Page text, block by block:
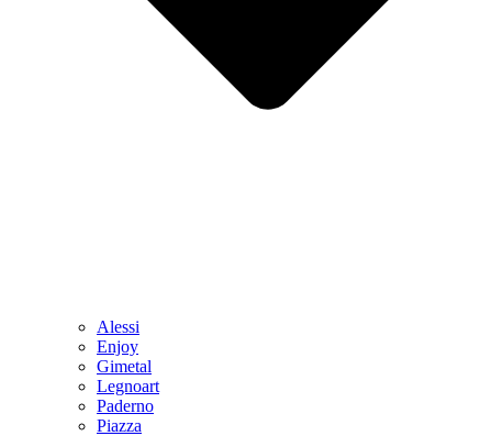
Alessi
Enjoy
Gimetal
Legnoart
Paderno
Piazza